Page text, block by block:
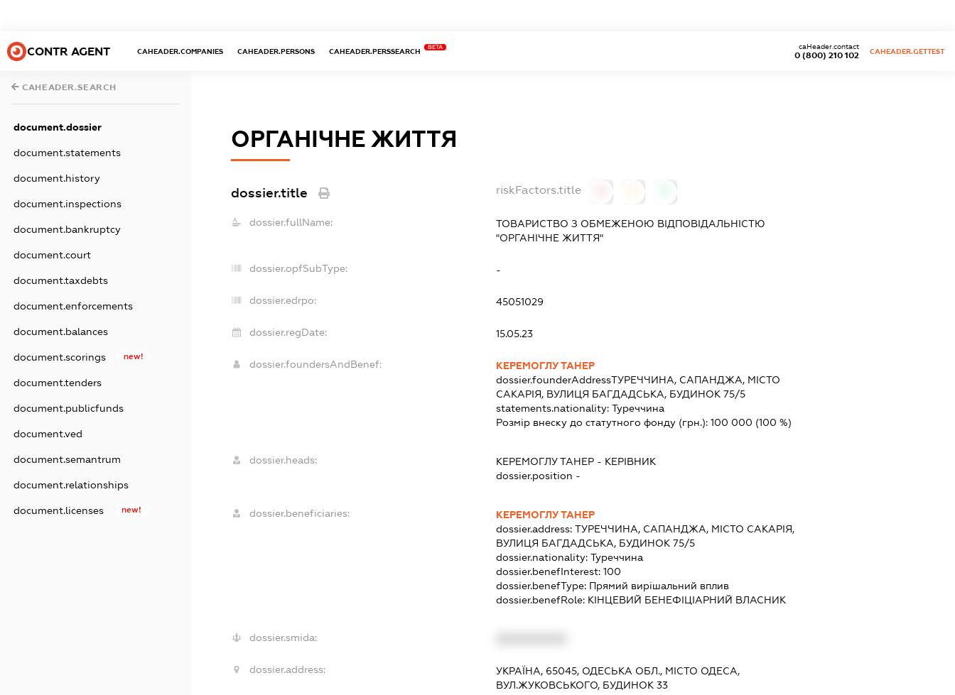
CONTR AGENT CAHEADER.COMPANIES CAHEADER.PERSONS CAHEADER.PERSSEARCH
BETA
0 (800) 210 102
caHeader.contact
CAHEADER.GETTEST
CAHEADER.SEARCH
document.dossier
document.statements
document.history
document.inspections
document.bankruptcy
document.court
document.taxdebts
document.enforcements
document.balances
document.scorings new!
document.tenders
document.publicfunds
document.ved
document.semantrum
document.relationships
document.licenses new!
ОРГАНІЧНЕ ЖИТТЯ
dossier.title riskFactors.title
dossier.fullName:
ТОВАРИСТВО З ОБМЕЖЕНОЮ ВІДПОВІДАЛЬНІСТЮ
"ОРГАНІЧНЕ ЖИТТЯ"
dossier.opfSubType: -
dossier.edrpo: 45051029
dossier.regDate: 15.05.23
dossier.foundersAndBenef:
КЕРЕМОГЛУ ТАНЕР
dossier.founderAddressТУРЕЧЧИНА, САПАНДЖА, МІСТО
САКАРІЯ, ВУЛИЦЯ БАГДАДСЬКА, БУДИНОК 75/5
statements.nationality: Туреччина
Розмір внеску до статутного фонду (грн.): 100 000 (100 %)
dossier.heads: КЕРЕМОГЛУ ТАНЕР- КЕРІВНИК
dossier.position -
dossier.beneficiaries:
КЕРЕМОГЛУ ТАНЕР
dossier.address: ТУРЕЧЧИНА, САПАНДЖА, МІСТО САКАРІЯ,
ВУЛИЦЯ БАГДАДСЬКА, БУДИНОК 75/5
dossier.nationality: Туреччина
dossier.benefInterest: 100
dossier.benefType: Прямий вирішальний вплив
dossier.benefRole: КІНЦЕВИЙ БЕНЕФІЦІАРНИЙ ВЛАСНИК
dossier.smida:
dossier.address:
УКРАЇНА, 65045, ОДЕСЬКА ОБЛ., МІСТО ОДЕСА,
ВУЛ.ЖУКОВСЬКОГО, БУДИНОК 33